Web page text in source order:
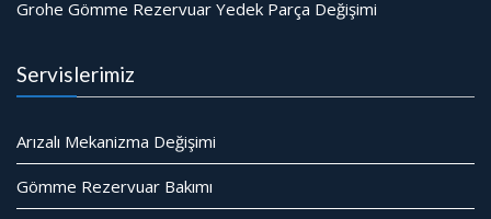
Grohe Gömme Rezervuar Yedek Parça Değişimi
Servislerimiz
Arızalı Mekanizma Değişimi
Gömme Rezervuar Bakımı